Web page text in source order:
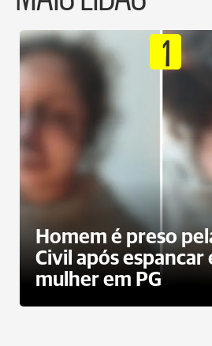
1
Homem é preso
Civil após espancar
mulher em PG